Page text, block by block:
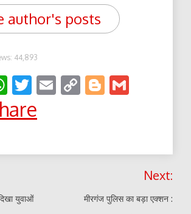
author's posts
44,893
WhatsApp
Twitter
EmailCopyBlogger
युवाओं
Next:
मीरगंज पुलिस का बड़ा एक्शन :